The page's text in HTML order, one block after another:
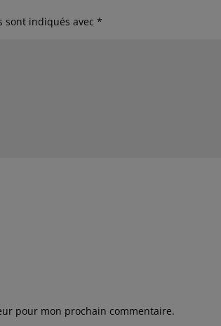
sont indiqués avec*
pour mon prochain commentaire.